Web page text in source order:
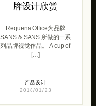
牌设计欣赏
Requena Office为品牌
SANS & SANS 所做的一系
列品牌视觉作品。 A cup of
[…]
产品设计
2018/01/23